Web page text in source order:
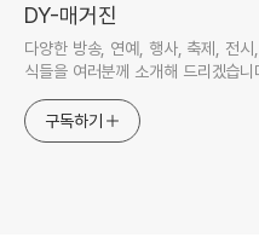
DY-매거진
다양한 방송, 연예, 행사, 축제, 전
식들을 여러분께 소개해 드리겠습니
구독하기